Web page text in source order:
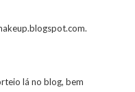
lá no blog, bem